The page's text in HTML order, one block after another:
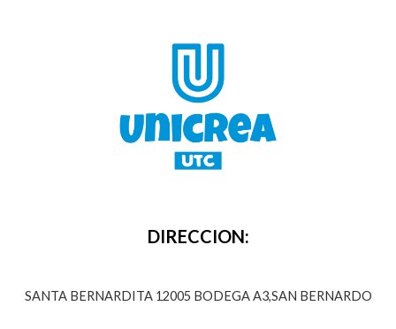
DIRECCION:
SANTA BERNARDITA 12005 BODEGA A3,SAN BERNARDO